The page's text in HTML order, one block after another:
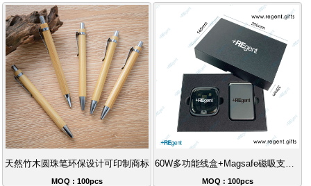
天然竹木圆珠笔环保设计可印制商标
MOQ : 100pcs MOQ : 100pcs